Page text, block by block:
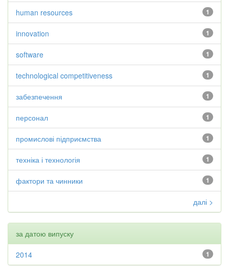
1
human resources
1
innovation
1
software
1
technological competitiveness
1
забезпечення
1
персонал
1
промислові підприємства
1
техніка і технологія
1
фактори та чинники
далі >
за датою випуску
1
2014